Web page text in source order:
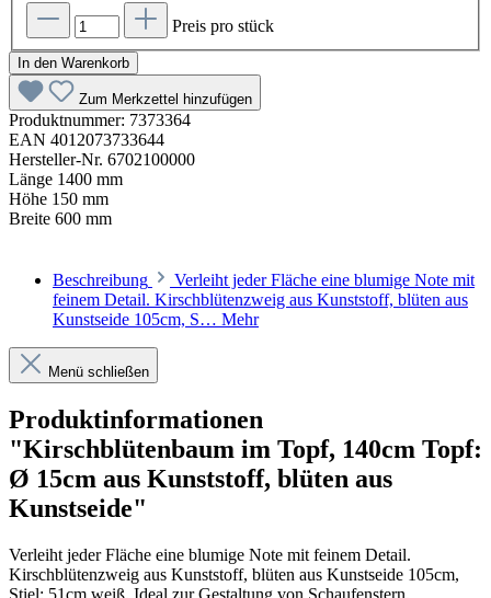
Preis pro stück
In den Warenkorb
Zum Merkzettel hinzufügen
Produktnummer: 7373364
EAN 4012073733644
Hersteller-Nr. 6702100000
Länge 1400 mm
Höhe 150 mm
Breite 600 mm
Beschreibung
Verleiht jeder Fläche eine blumige Note mit
feinem Detail. Kirschblütenzweig aus Kunststoff, blüten aus
Kunstseide 105cm, S… Mehr
Menü schließen
Produktinformationen
"Kirschblütenbaum im Topf, 140cm Topf:
Ø 15cm aus Kunststoff, blüten aus
Kunstseide"
Verleiht jeder Fläche eine blumige Note mit feinem Detail.
Kirschblütenzweig aus Kunststoff, blüten aus Kunstseide 105cm,
Stiel: 51cm weiß. Ideal zur Gestaltung von Schaufenstern,